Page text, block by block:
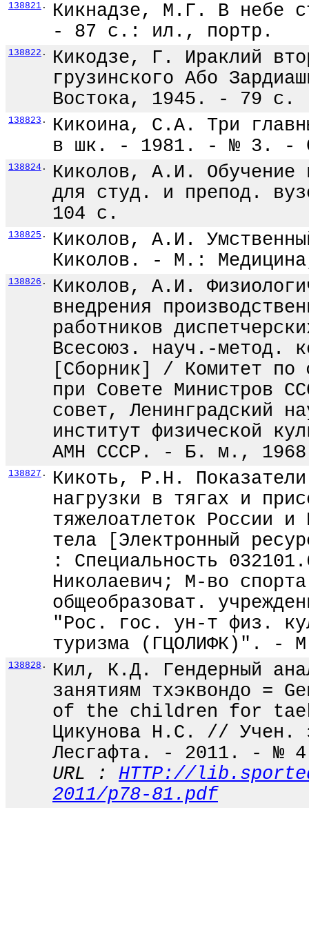
138821 .
Кикнадзе, М.Г. В небе
- 87 с.: ил., портр.
138822 .
Кикодзе, Г. Ираклий
грузинского Або
Востока, 1945. - 79 с.
138823 .
Кикоина, С.А. Три
в шк. - 1981. - № 3. -
138824 .
Киколов, А.И. Обучение
для студ. и препод.
104 с.
138825 .
Киколов, А.И.
Киколов. - М.:
138826 .
Киколов, А.И.
внедрения
работников
Всесоюз. науч.-метод.
[Сборник] / Комитет по
при Совете Министров
совет, Ленинградский
институт физической
АМН СССР. - Б. м.,
138827 .
Кикоть, Р.Н. Показатели
нагрузки в тягах и
тяжелоатлеток России
тела [Электронный
: Специальность
Николаевич; М-во
общеобразоват.
"Рос. гос. ун-т физ.
туризма (ГЦОЛИФК)".
138828 .
Кил, К.Д. Гендерный
занятиям тхэквондо =
of the children for
Цикунова Н.С. //
Лесгафта. - 2011. - №
URL : HTTP://
2011/p78-81.pdf